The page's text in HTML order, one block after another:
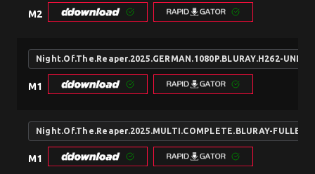
M2
Night.Of.The.Reaper.2025.GERMAN.1080P.BLURAY.H262-
M1
Night.Of.The.Reaper.2025.MULTI.COMPLETE.BLURAY-
M1